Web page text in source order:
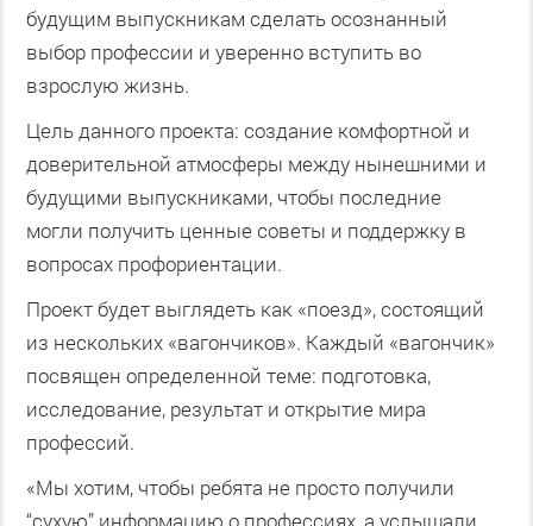
будущим выпускникам сделать осознанный
выбор профессии и уверенно вступить во
взрослую жизнь.
Цель данного проекта: создание комфортной и
доверительной атмосферы между нынешними и
будущими выпускниками, чтобы последние
могли получить ценные советы и поддержку в
вопросах профориентации.
Проект будет выглядеть как «поезд», состоящий
из нескольких «вагончиков». Каждый «вагончик»
посвящен определенной теме: подготовка,
исследование, результат и открытие мира
профессий.
«Мы хотим, чтобы ребята не просто получили